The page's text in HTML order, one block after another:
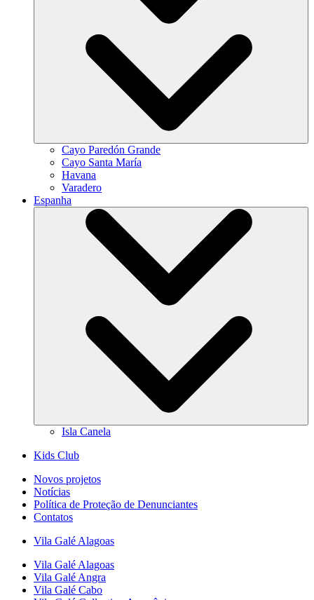
Cayo Paredón Grande
Cayo Santa María
Havana
Varadero
Espanha
Isla Canela
Kids Club
Novos projetos
Notícias
Política de Proteção de Denunciantes
Contatos
Vila Galé Alagoas
Vila Galé Alagoas
Vila Galé Angra
Vila Galé Cabo